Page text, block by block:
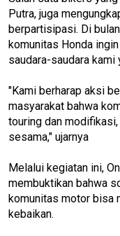
Putra, juga
berpartisipasi. Di
komunitas Honda
saudara-saudara kami
"Kami berharap aksi
masyarakat bahwa
touring dan
sesama," ujarnya
Melalui kegiatan ini,
membuktikan bahwa
komunitas motor bisa
kebaikan.